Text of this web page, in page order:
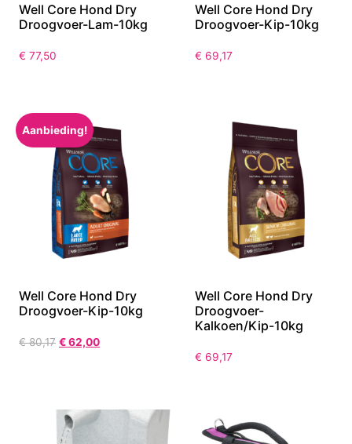
Well Core Hond Dry
Droogvoer-Lam-10kg
€ 77,50
Well Core Hond Dry
Droogvoer-Kip-10kg
€ 69,17
Aanbieding!
Well Core Hond Dry
Droogvoer-Kip-10kg
€80,17 €62,00
Well Core Hond Dry
Droogvoer-
Kalkoen/Kip-10kg
€ 69,17